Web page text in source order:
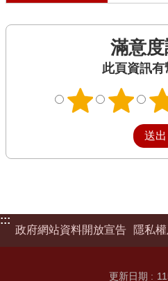
滿意
此頁資訊有
:::
政府網站資料開放宣告
隱私
更新日期